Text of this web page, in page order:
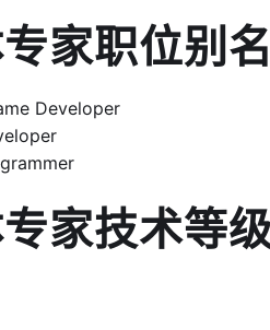
家职位别名
Developer
家技术等